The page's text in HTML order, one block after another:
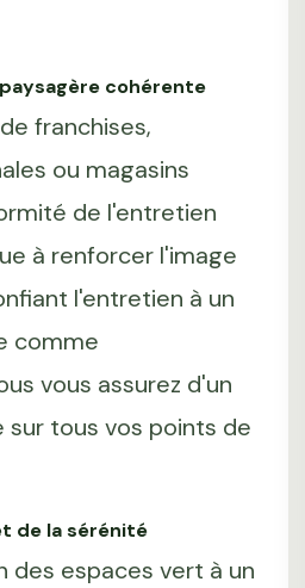
cohérente
franchises,
ou magasins
de l'entretien
à renforcer l'image
l'entretien à un
comme
vous assurez d'un
sur tous vos points de
de la sérénité
des espaces vert à un